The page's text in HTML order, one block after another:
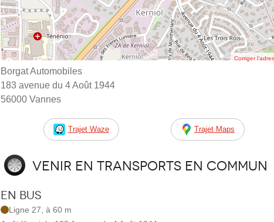
Corriger
Borgat Automobiles
183 avenue du 4 Août 1944
56000 Vannes
Trajet Waze Trajet Maps
Venir en transports en commun
En bus
Ligne 27, à 60 m